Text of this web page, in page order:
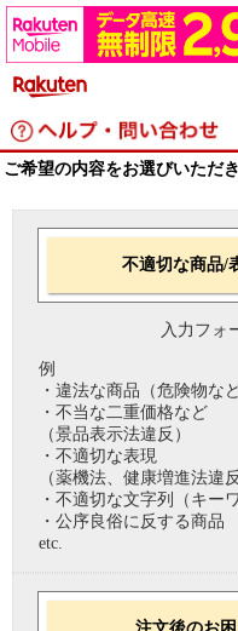
ご希望の内容をお選びいただ
不適切な商品/
入力フォ
例
・違法な商品（危険物など
・不当な二重価格など
（景品表示法違反）
・不適切な表現
（薬機法、健康増進法違
・不適切な文字列（キー
・公序良俗に反する商品
etc.